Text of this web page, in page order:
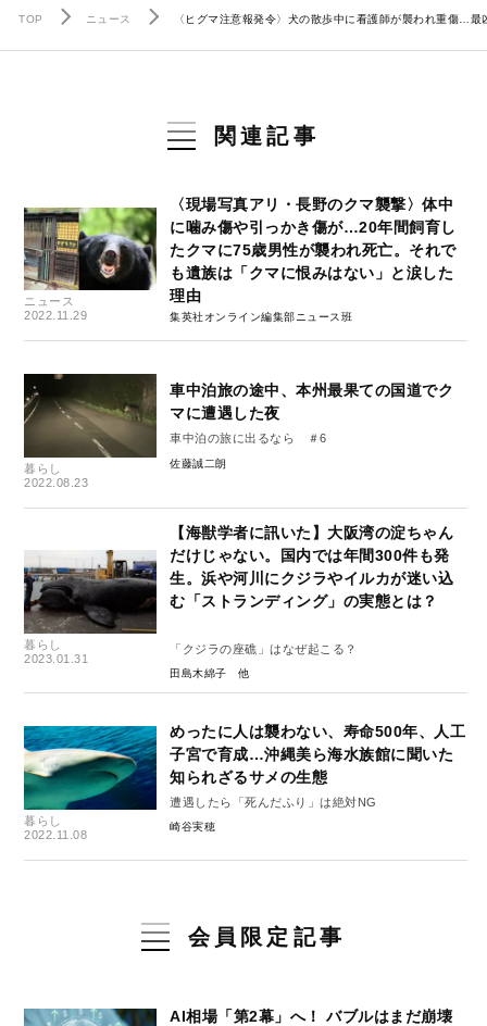
TOP ニュース 〈ヒグマ注意報発令〉犬の散歩中に看護師が襲われ重傷…
関連記事
ニュース
2022.11.29
〈現場写真アリ・長野のクマ襲撃〉体中
に噛み傷や引っかき傷が…20年間飼育し
たクマに75歳男性が襲われ死亡。それで
も遺族は「クマに恨みはない」と涙した
理由
集英社オンライン編集部ニュース班
暮らし
2022.08.23
車中泊旅の途中、本州最果ての国道でク
マに遭遇した夜
車中泊の旅に出るなら ＃6
佐藤誠二朗
暮らし
2023.01.31
【海獣学者に訊いた】大阪湾の淀ちゃん
だけじゃない。国内では年間300件も発
生。浜や河川にクジラやイルカが迷い込
む「ストランディング」の実態とは？
「クジラの座礁」はなぜ起こる？
田島木綿子
暮らし
2022.11.08
めったに人は襲わない、寿命500年、人工
子宮で育成…沖縄美ら海水族館に聞いた
知られざるサメの生態
遭遇したら「死んだふり」は絶対NG
崎谷実穂
会員限定記事
AI相場「第2幕」へ！ バブルはまだ崩壊